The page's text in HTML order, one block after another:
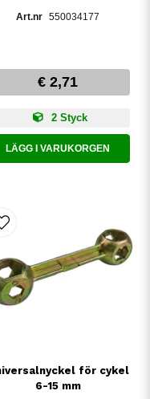
550034177
€ 2,71
2 Styck
LÄGG I VARUKORGEN
för cykel
6-15 mm